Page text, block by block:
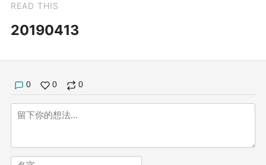
READ THIS
20190413